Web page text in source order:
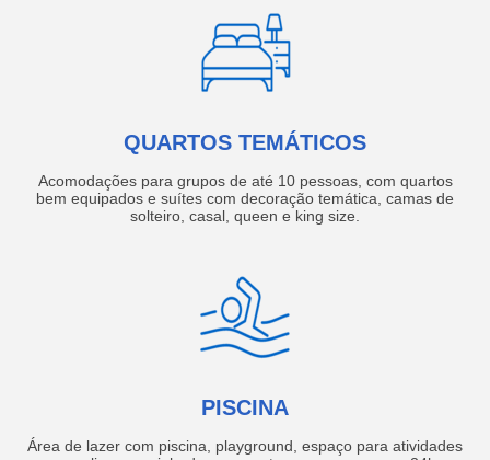
QUARTOS TEMÁTICOS
Acomodações para grupos de até 10 pessoas, com quartos
bem equipados e suítes com decoração temática, camas de
solteiro, casal, queen e king size.
PISCINA
Área de lazer com piscina, playground, espaço para atividades